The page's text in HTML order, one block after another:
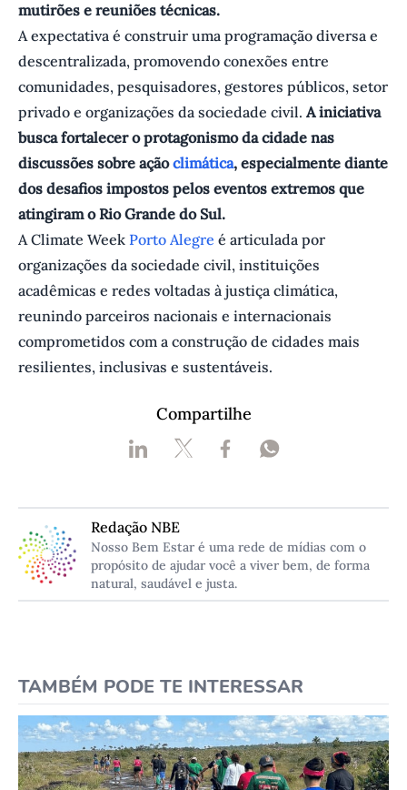
mutirões e reuniões técnicas.
A expectativa é construir uma programação diversa e
descentralizada, promovendo conexões entre
comunidades, pesquisadores, gestores públicos, setor
privado e organizações da sociedade civil. A iniciativa
busca fortalecer o protagonismo da cidade nas
discussões sobre açãoclimática, especialmente diante
dos desafios impostos pelos eventos extremos que
atingiram o Rio Grande do Sul.
A Climate Week Porto Alegre é articulada por
organizações da sociedade civil, instituições
acadêmicas e redes voltadas à justiça climática,
reunindo parceiros nacionais e internacionais
comprometidos com a construção de cidades mais
resilientes, inclusivas e sustentáveis.
Compartilhe
Redação NBE
Nosso Bem Estar é uma rede de mídias com o
propósito de ajudar você a viver bem, de forma
natural, saudável e justa.
TAMBÉM PODE TE INTERESSAR